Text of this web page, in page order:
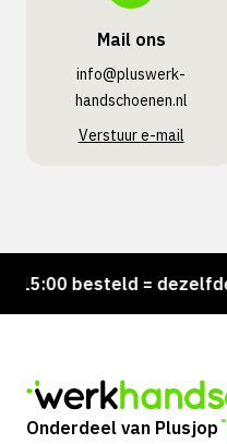
Mail ons
info@pluswerk­
handschoenen.nl
Verstuur e-mail
besteld = dezelfde
Onderdeel van Plusjop